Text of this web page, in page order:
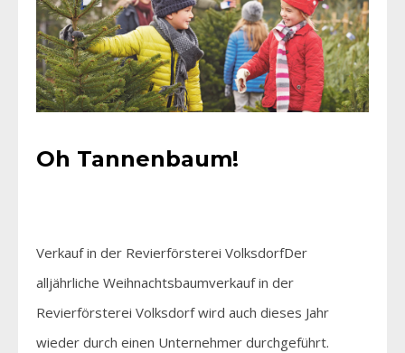
Oh Tannenbaum!
Verkauf in der Revierförsterei VolksdorfDer
alljährliche Weihnachtsbaumverkauf in der
Revierförsterei Volksdorf wird auch dieses Jahr
wieder durch einen Unternehmer durchgeführt.